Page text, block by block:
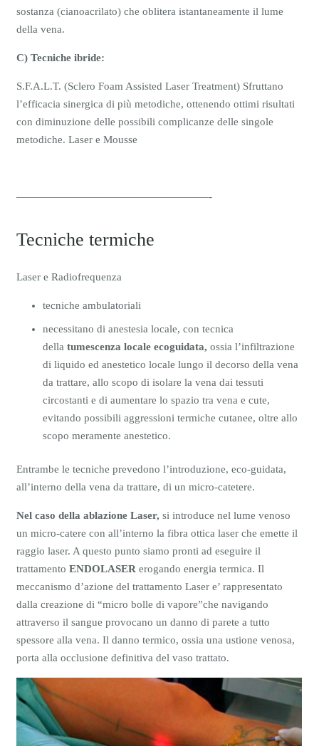
sostanza (cianoacrilato) che oblitera istantaneamente il lume
della vena.
C) Tecniche ibride:
S.F.A.L.T. (Sclero Foam Assisted Laser Treatment) Sfruttano
l’efficacia sinergica di più metodiche, ottenendo ottimi risultati
con diminuzione delle possibili complicanze delle singole
metodiche. Laser e Mousse
——————————————————-
Tecniche termiche
Laser e Radiofrequenza
tecniche ambulatoriali
necessitano di anestesia locale, con tecnica
della tumescenza locale ecoguidata, ossia l’infiltrazione
di liquido ed anestetico locale lungo il decorso della vena
da trattare, allo scopo di isolare la vena dai tessuti
circostanti e di aumentare lo spazio tra vena e cute,
evitando possibili aggressioni termiche cutanee, oltre allo
scopo meramente anestetico.
Entrambe le tecniche prevedono l’introduzione, eco-guidata,
all’interno della vena da trattare, di un micro-catetere.
Nel caso della ablazione Laser, si introduce nel lume venoso
un micro-catere con all’interno la fibra ottica laser che emette il
raggio laser. A questo punto siamo pronti ad eseguire il
trattamento ENDOLASER erogando energia termica. Il
meccanismo d’azione del trattamento Laser e’ rappresentato
dalla creazione di “micro bolle di vapore”che navigando
attraverso il sangue provocano un danno di parete a tutto
spessore alla vena. Il danno termico, ossia una ustione venosa,
porta alla occlusione definitiva del vaso trattato.